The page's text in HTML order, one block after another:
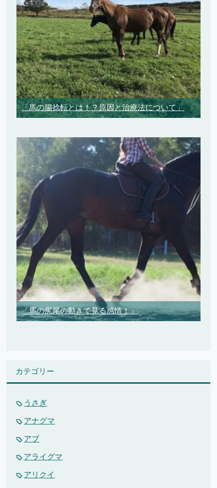
「馬の腸捻転とは！？原因と治療法について」
「馬の尻尾の動きで見る感情！」
カテゴリー
うさぎ
アナグマ
アブ
アライグマ
アリクイ